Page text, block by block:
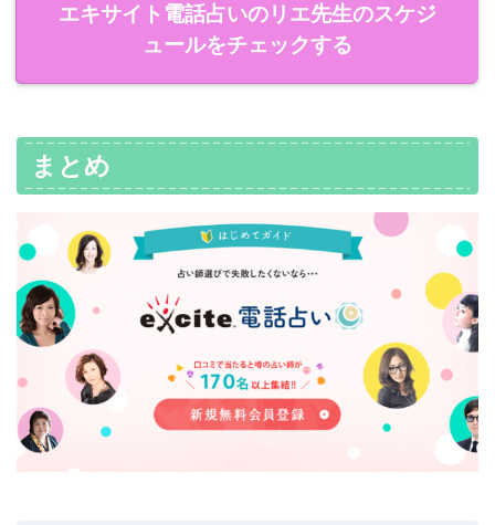
エキサイト電話占いのリエ先生のスケジ
ュールをチェックする
まとめ